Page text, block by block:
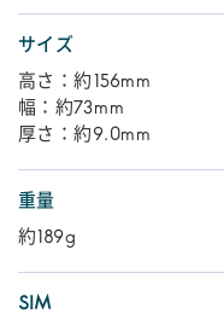
サイズ
高さ：約156mm
幅：約73mm
厚さ：約9.0mm
重量
約189g
SIM